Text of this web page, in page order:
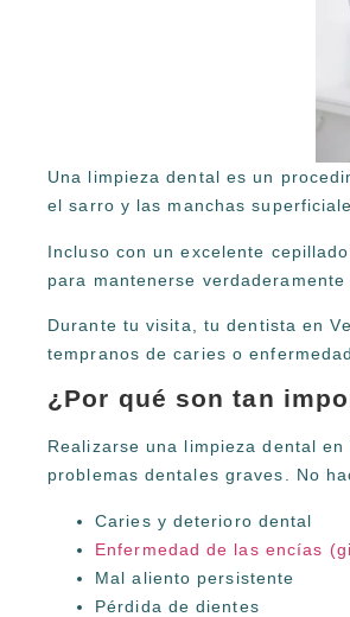
Una limpieza dental es un
el sarro y las manchas
Incluso con un excelente
para mantenerse verdaderamente
Durante tu visita, tu dentista en
tempranos de caries o
¿Por qué son tan
Realizarse una limpieza dental
problemas dentales graves. No
Caries y deterioro dental
Enfermedad de las encías
Mal aliento persistente
Pérdida de dientes